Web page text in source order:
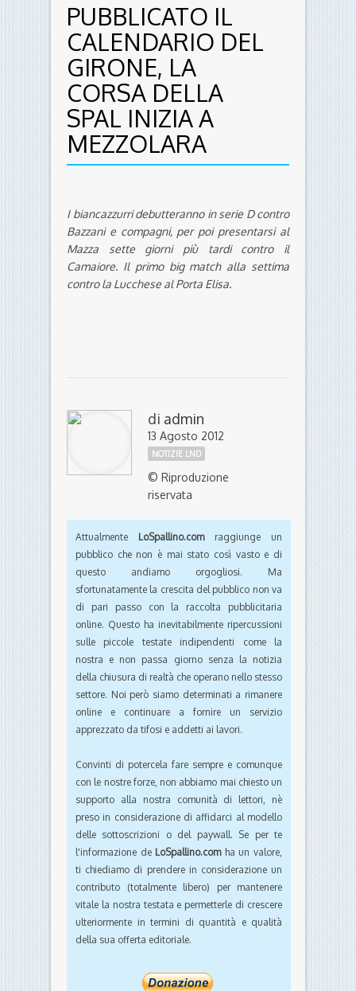
PUBBLICATO IL
CALENDARIO DEL
GIRONE, LA
CORSA DELLA
SPAL INIZIA A
MEZZOLARA
I biancazzurri debutteranno in serie D contro
Bazzani e compagni, per poi presentarsi al
Mazza sette giorni più tardi contro il
Camaiore. Il primo big match alla settima
contro la Lucchese al Porta Elisa.
di admin
13 Agosto 2012
NOTIZIE LND
© Riproduzione
riservata
Attualmente LoSpallino.comraggiunge un
pubblico che non è mai stato così vasto e di
questo andiamo orgogliosi. Ma
sfortunatamente la crescita del pubblico non va
di pari passo con la raccolta pubblicitaria
online. Questo ha inevitabilmente ripercussioni
sulle piccole testate indipendenti come la
nostra e non passa giorno senza la notizia
della chiusura di realtà che operano nello stesso
settore. Noi però siamo determinati a rimanere
online e continuare a fornire un servizio
apprezzato da tifosi e addetti ai lavori.
Convinti di potercela fare sempre e comunque
con le nostre forze, non abbiamo mai chiesto un
supporto alla nostra comunità di lettori, nè
preso in considerazione di affidarci al modello
delle sottoscrizioni o del paywall. Se per te
l'informazione de LoSpallino.comha un valore,
ti chiediamo di prendere in considerazione un
contributo (totalmente libero) per mantenere
vitale la nostra testata e permetterle di crescere
ulteriormente in termini di quantità e qualità
della sua offerta editoriale.